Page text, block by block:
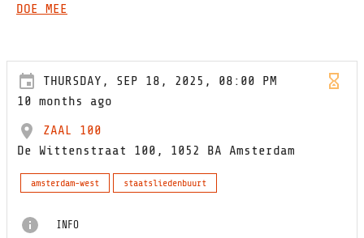
DOE MEE
THURSDAY, SEP 18, 2025, 08:00 PM
10 months ago
ZAAL 100
De Wittenstraat 100, 1052 BA Amsterdam
amsterdam-west staatsliedenbuurt
INFO